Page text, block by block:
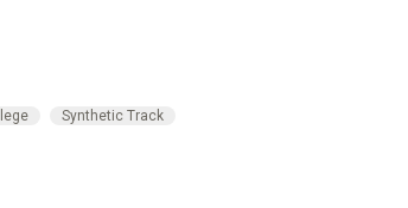
Synthetic Track